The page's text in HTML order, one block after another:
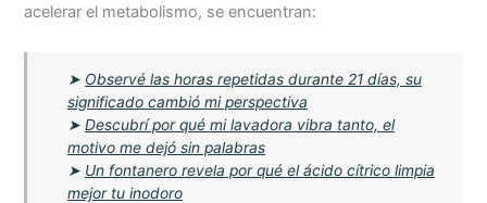
acelerar el metabolismo, se encuentran:
➤ Observé las horas repetidas durante 21 días, su
significado cambió mi perspectiva
➤Descubrí por qué mi lavadora vibra tanto, el
motivo me dejó sin palabras
➤ Un fontanero revela por qué el ácido cítrico limpia
mejor tu inodoro